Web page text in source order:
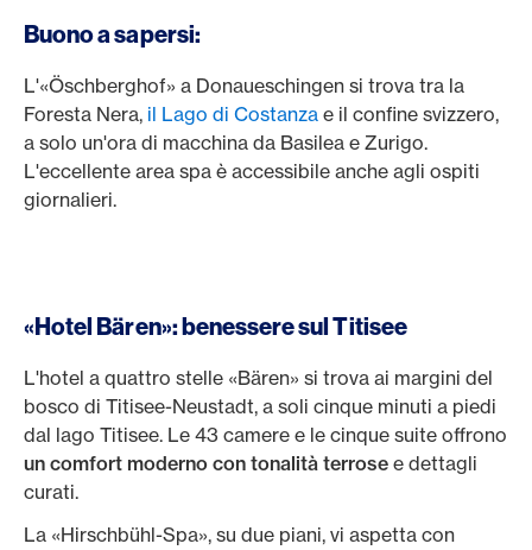
Buono a sapersi:
L'«Öschberghof» a Donaueschingen si trova tra la
Foresta Nera, il Lago di Costanza e il confine svizzero,
a solo un'ora di macchina da Basilea e Zurigo.
L'eccellente area spa è accessibile anche agli ospiti
giornalieri.
«Hotel Bären»: benessere sul Titisee
L'hotel a quattro stelle «Bären» si trova ai margini del
bosco di Titisee-Neustadt, a soli cinque minuti a piedi
dal lago Titisee. Le 43 camere e le cinque suite offrono
un comfort moderno con tonalità terrose e dettagli
curati.
La «Hirschbühl-Spa», su due piani, vi aspetta con